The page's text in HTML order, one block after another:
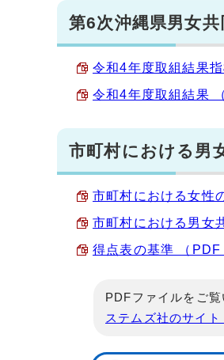
第6次沖縄県男女
令和4年度取組結果
令和4年度取組結果
市町村における男
市町村における女性
市町村における男女
得点表の基準 （PDF
PDFファイルをご
ステムズ社のサイト